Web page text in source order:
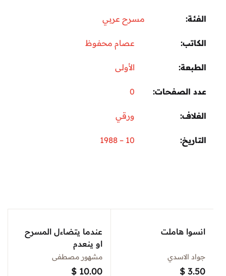
الفئة: مسرح عربي
الكاتب عصام محفوظ
الطبعة الأولى
عدد الصفحات 0
الغلاف ورقي
التاريخ 10 – 1988
عندما يتضاءل المسرح
او ينعدم
مشهور مصطفى
$ 10.00
انسوا هاملت
جواد الاسدي
$ 3.50